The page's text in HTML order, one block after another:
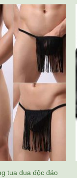
tua dua độc đáo